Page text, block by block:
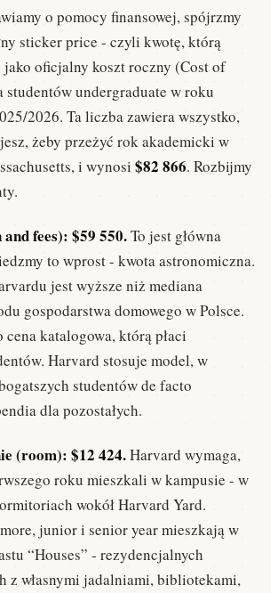
o pomocy finansowej, spójrzmy
sticker price - czyli kwotę, którą
oficjalny koszt roczny (Cost of
studentów undergraduate w roku
2026. Ta liczba zawiera wszystko,
żeby przeżyć rok akademicki w
i wynosi $82 866. Rozbijmy
fees): $59 550.To jest główna
to wprost - kwota astronomiczna.
jest wyższe niż mediana
gospodarstwa domowego w Polsce.
katalogowa, którą płaci
Harvard stosuje model, w
studentów de facto
dla pozostałych.
(room): $12 424.Harvard wymaga,
roku mieszkali w kampusie - w
wokół Harvard Yard.
junior i senior year mieszkają w
“Houses” - rezydencjalnych
z własnymi jadalniami, bibliotekami,